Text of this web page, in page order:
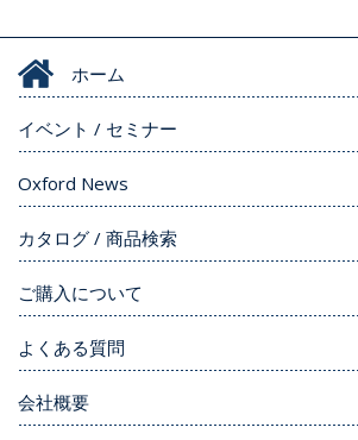
ホーム
イベント / セミナー
Oxford News
カタログ / 商品検索
ご購入について
よくある質問
会社概要